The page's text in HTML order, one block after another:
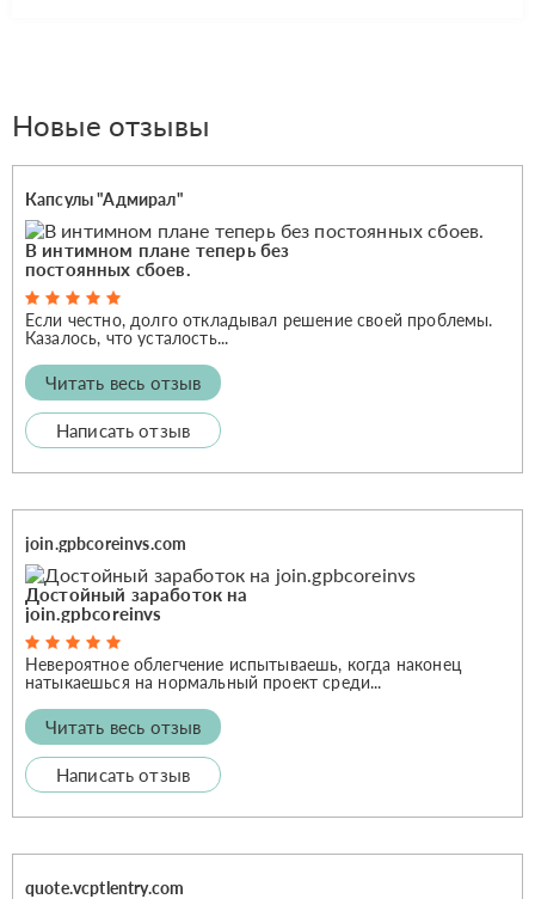
Новые отзывы
Капсулы "Адмирал"
В интимном плане теперь без
постоянных сбоев.
Если честно, долго откладывал решение своей проблемы.
Казалось, что усталость...
Читать весь отзыв
Написать отзыв
join.gpbcoreinvs.com
Достойный заработок на
join.gpbcoreinvs
Невероятное облегчение испытываешь, когда наконец
натыкаешься на нормальный проект среди...
Читать весь отзыв
Написать отзыв
quote.vcptlentry.com